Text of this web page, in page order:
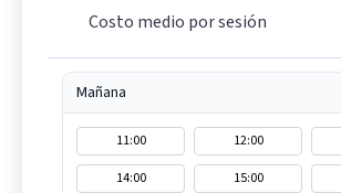
Costo medio por sesión
Mañana
11:00 12:00
14:00
15:00